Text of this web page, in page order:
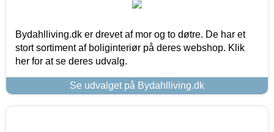
Bydahlliving.dk er drevet af mor og to døtre. De har et
stort sortiment af boliginteriør på deres webshop. Klik
her for at se deres udvalg.
Se udvalget på Bydahlliving.dk